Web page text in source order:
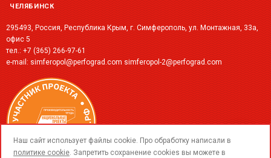
ЧЕЛЯБИНСК
295493, Россия, Республика Крым, г. Симферополь, ул. Монтажная, 33а,
офис 5
тел.:+7 (365) 266-97-61‬
e-mail:simferopol@perfograd.com simferopol-2@perfograd.com
call
Наш сайт использует файлы cookie. Про обработку написали в
политике cookie. Запретить сохранение cookies вы можете в